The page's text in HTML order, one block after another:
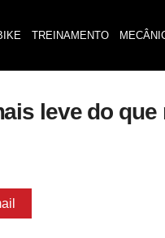
TREINAMENTO
leve do